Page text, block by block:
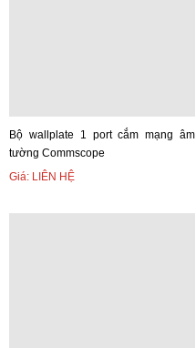
Bộ wallplate 1 port cắm mạng âm
tường Commscope
Giá: LIÊN HỆ